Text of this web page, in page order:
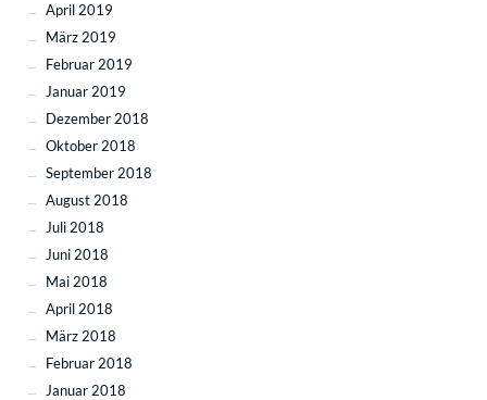
April 2019
März 2019
Februar 2019
Januar 2019
Dezember 2018
Oktober 2018
September 2018
August 2018
Juli 2018
Juni 2018
Mai 2018
April 2018
März 2018
Februar 2018
Januar 2018